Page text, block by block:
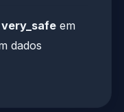
very_safe em
dados